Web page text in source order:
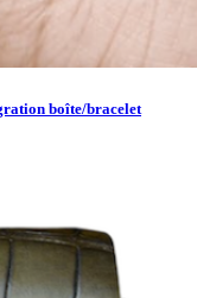
boîte/bracelet